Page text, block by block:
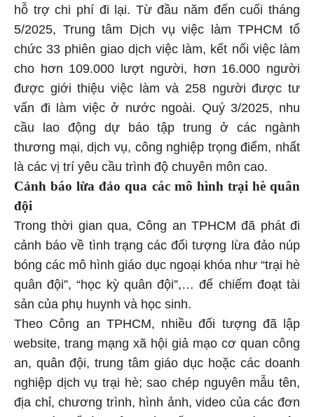
hỗ trợ chi phí đi lại. Từ đầu năm đến cuối tháng
5/2025, Trung tâm Dịch vụ việc làm TPHCM tổ
chức 33 phiên giao dịch việc làm, kết nối việc làm
cho hơn 109.000 lượt người, hơn 16.000 người
được giới thiệu việc làm và 258 người được tư
vấn đi làm việc ở nước ngoài. Quý 3/2025, nhu
cầu lao động dự báo tập trung ở các ngành
thương mại, dịch vụ, công nghiệp trọng điểm, nhất
là các vị trí yêu cầu trình độ chuyên môn cao.
Cảnh báo lừa đảo qua các mô hình trại hè quân
đội
Trong thời gian qua, Công an TPHCM đã phát đi
cảnh báo về tình trạng các đối tượng lừa đảo núp
bóng các mô hình giáo dục ngoại khóa như “trại hè
quân đội”, “học kỳ quân đội”,… để chiếm đoạt tài
sản của phụ huynh và học sinh.
Theo Công an TPHCM, nhiều đối tượng đã lập
website, trang mạng xã hội giả mạo cơ quan công
an, quân đội, trung tâm giáo dục hoặc các doanh
nghiệp dịch vụ trại hè; sao chép nguyên mẫu tên,
địa chỉ, chương trình, hình ảnh, video của các đơn